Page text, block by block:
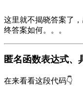
这里就不揭晓答案了
终答案如何。。。
匿名函数表达式、
在来看看这段代码👇